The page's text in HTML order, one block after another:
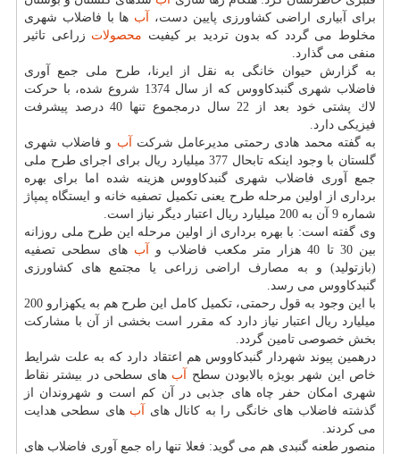
برای آبیاری اراضی كشاورزی پایین دست، آب ها با فاضلاب شهری
مخلوط می گردد كه بدون تردید بر كیفیت محصولات زراعی تاثیر
منفی می گذارد.
به گزارش حیوان خانگی به نقل از ایرنا، طرح ملی جمع آوری
فاضلاب شهری گنبدكاووس كه از سال 1374 شروع شده، با حركت
لاك پشتی خود بعد از 22 سال درمجموع تنها 40 درصد پیشرفت
فیزیكی دارد.
به گفته محمد هادی رحمتی مدیرعامل شركت آب و فاضلاب شهری
گلستان با وجود اینكه تابحال 377 میلیارد ریال برای اجرای طرح ملی
جمع آوری فاضلاب شهری گنبدكاووس هزینه شده اما برای بهره
برداری از اولین مرحله طرح یعنی تكمیل تصفیه خانه و ایستگاه پمپاژ
شماره 9 آن به 200 میلیارد ریال اعتبار دیگر نیاز است.
وی گفته است: با بهره برداری از اولین مرحله این طرح ملی روزانه
بین 30 تا 40 هزار متر مكعب فاضلاب و
آب های سطحی تصفیه
(بازتولید) و به مصارف اراضی زراعی یا مجتمع های كشاورزی
گنبدكاووس می رسد.
با این وجود به قول رحمتی، تكمیل كامل این طرح هم به یكهزارو 200
میلیارد ریال اعتبار نیاز دارد كه مقرر است بخشی از آن با مشاركت
بخش خصوصی تامین گردد.
درهمین پیوند شهردار گنبدكاووس هم اعتقاد دارد كه به علت شرایط
خاص این شهر بویژه بالابودن سطح آب های سطحی در بیشتر نقاط
شهری امكان حفر چاه های جذبی در آن كم است و شهروندان از
گذشته فاضلاب های خانگی را به كانال های آب های سطحی هدایت
می كردند.
منصور طعنه گنبدی هم می گوید: فعلا تنها راه جمع آوری فاضلاب های